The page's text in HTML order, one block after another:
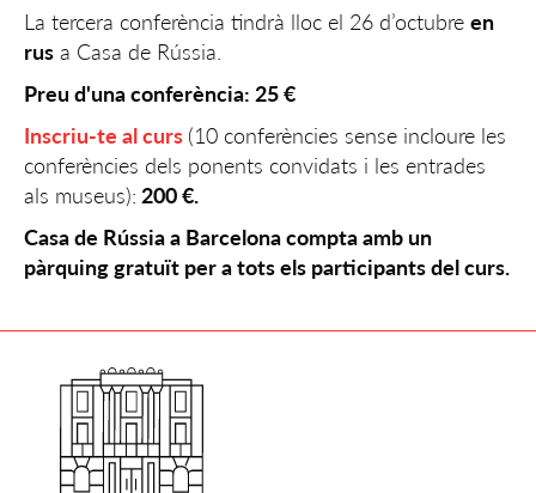
La tercera conferència tindrà lloc el 26 d’octubre en
rus a Casa de Rússia.
Preu d'una conferència: 25 €
Inscriu-te al curs (10 conferències sense incloure les
conferències dels ponents convidats i les entrades
als museus): 200 €.
Casa de Rússia a Barcelona compta amb un
pàrquing gratuït per a tots els participants del curs.